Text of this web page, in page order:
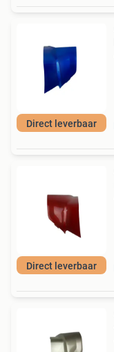
Direct leverbaar
Direct leverbaar